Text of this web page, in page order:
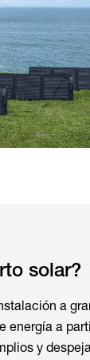
solar?
a
energía a
y